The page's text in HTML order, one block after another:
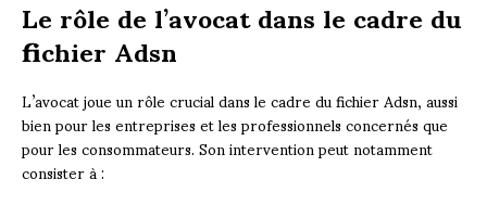
Le rôle de l’avocat dans le cadre du
fichier Adsn
L’avocat joue un rôle crucial dans le cadre du fichier Adsn, aussi
bien pour les entreprises et les professionnels concernés que
pour les consommateurs. Son intervention peut notamment
consister à :